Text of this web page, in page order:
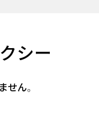
シー
ん。